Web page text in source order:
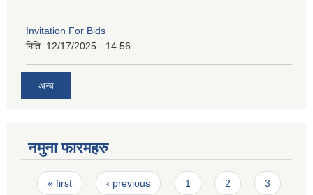
Invitation For Bids
मिति: 12/17/2025 - 14:56
अन्य
नमुना फारमहरु
Pages
« first ‹ previous 1 2
3